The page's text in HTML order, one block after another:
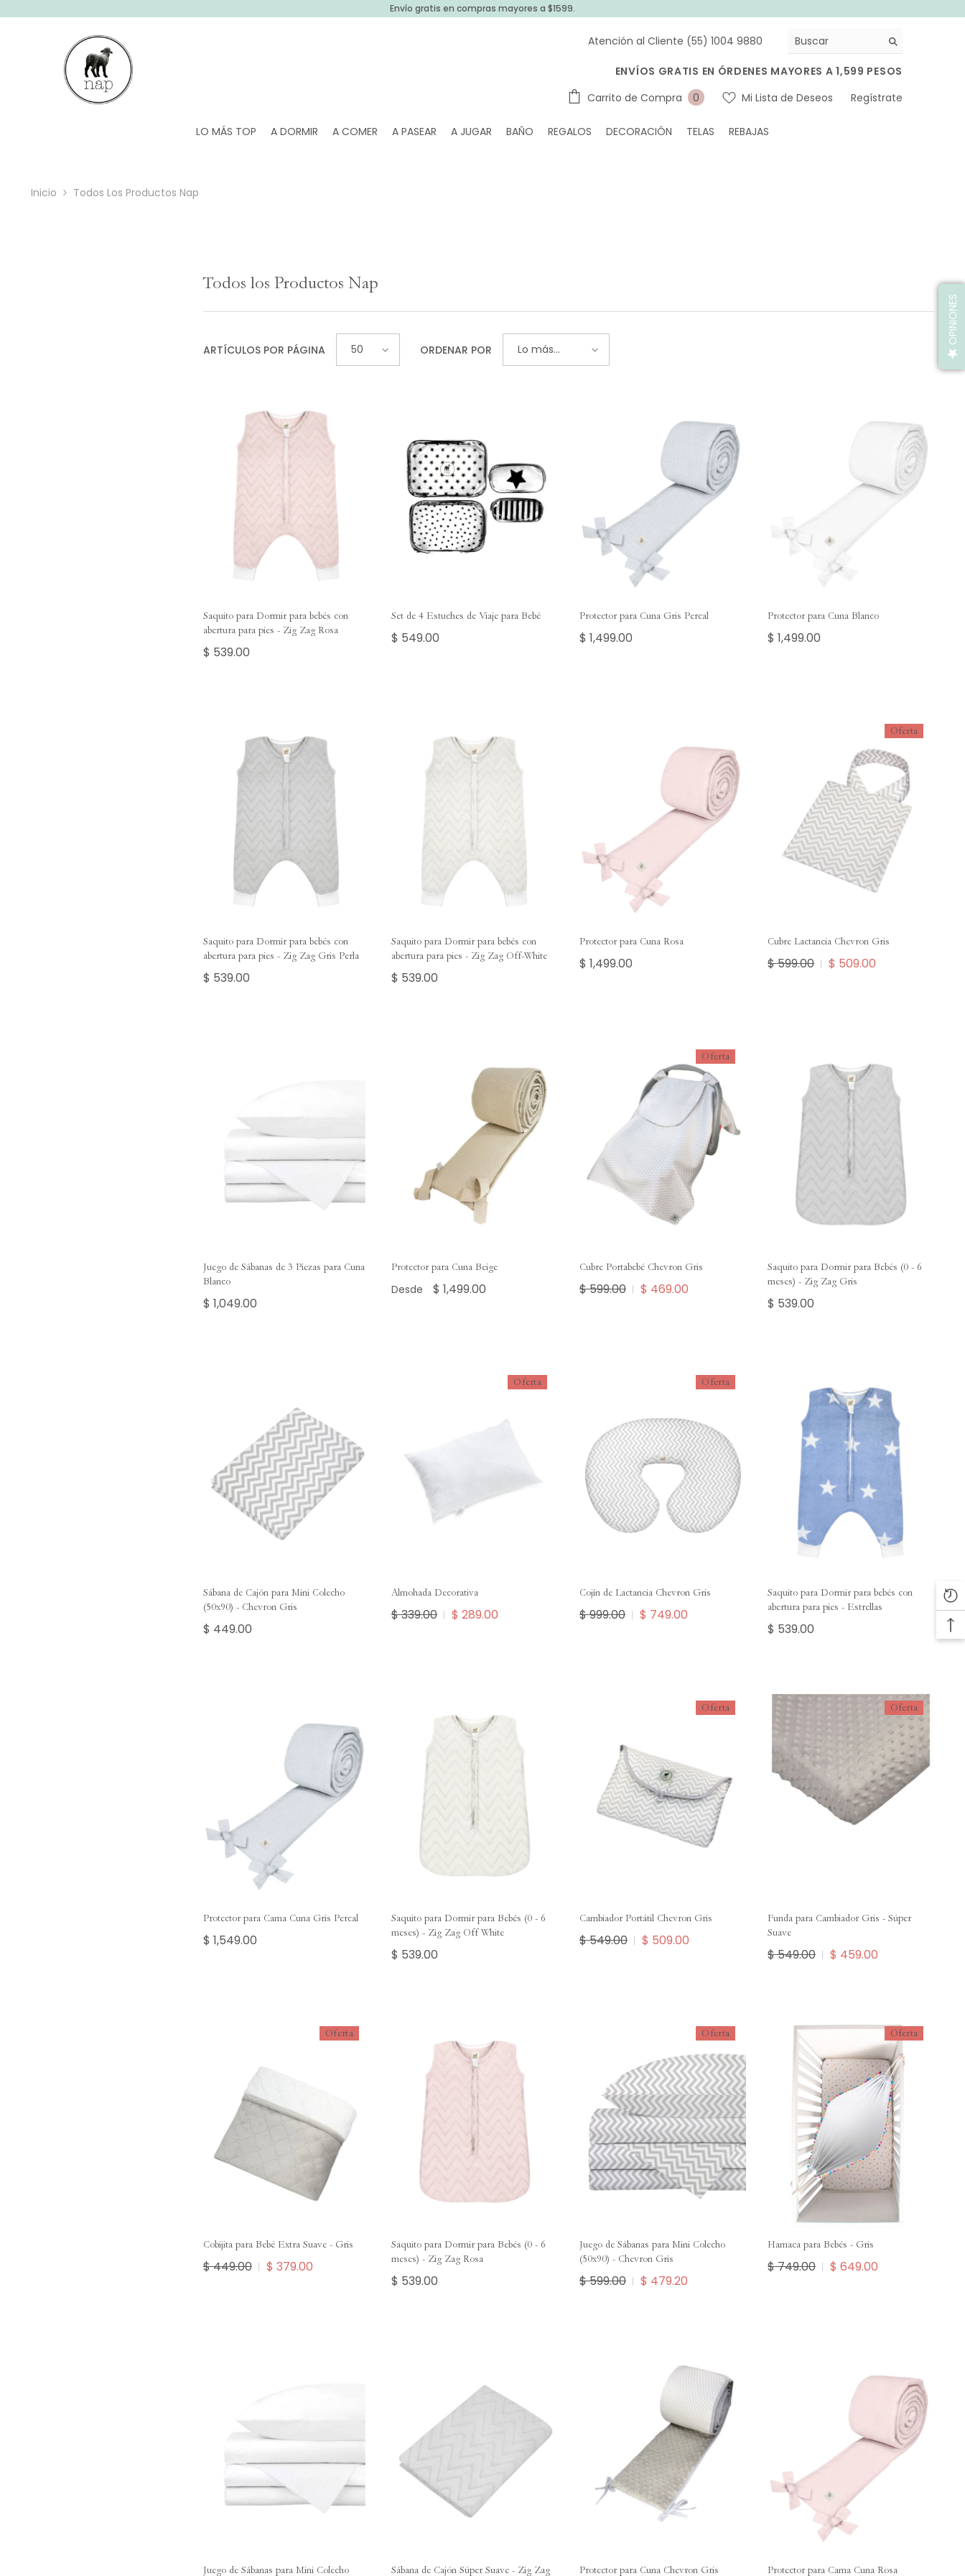
Envío gratis en compras mayores a $1599.
Atención al Cliente (55) 1004 9880
ENVÍOS GRATIS EN ÓRDENES MAYORES A 1,599 PESOS
Carrito de Compra
0 0
Mi Lista de Deseos Regístrate
LO MÁS TOP A DORMIR A COMER A PASEAR A JUGAR BAÑO REGALOS DECORACIÓN TELAS REBAJAS
Inicio Todos Los Productos Nap
Todos los Productos Nap
ARTÍCULOS POR PÁGINA 50 ORDENAR POR
Lo más
vendido
Saquito para Dormir para bebés con
abertura para pies - Zig Zag Rosa
$ 539.00
Set de 4 Estuches de Viaje para Bebé
$ 549.00
Protector para Cuna Gris Percal
$ 1,499.00
Protector para Cuna Blanco
$ 1,499.00
Saquito para Dormir para bebés con
abertura para pies - Zig Zag Gris Perla
$ 539.00
Saquito para Dormir para bebés con
abertura para pies - Zig Zag Off-White
$ 539.00
Protector para Cuna Rosa
$ 1,499.00
Oferta
Cubre Lactancia Chevron Gris
$ 599.00 $ 509.00
Juego de Sábanas de 3 Piezas para Cuna
Blanco
$ 1,049.00
Protector para Cuna Beige
Desde $ 1,499.00
Oferta
Cubre Portabebé Chevron Gris
$ 599.00 $ 469.00
Saquito para Dormir para Bebés (0 - 6
meses) - Zig Zag Gris
$ 539.00
Sábana de Cajón para Mini Colecho
(50x90) - Chevron Gris
$ 449.00
Oferta
Almohada Decorativa
$ 339.00 $ 289.00
Oferta
Cojín de Lactancia Chevron Gris
$ 999.00 $ 749.00
Saquito para Dormir para bebés con
abertura para pies - Estrellas
$ 539.00
Protector para Cama Cuna Gris Percal
$ 1,549.00
Saquito para Dormir para Bebés (0 - 6
meses) - Zig Zag Off White
$ 539.00
Oferta
Cambiador Portátil Chevron Gris
$ 549.00 $ 509.00
Oferta
Funda para Cambiador Gris - Súper
Suave
$ 549.00 $ 459.00
Oferta
Cobijita para Bebé Extra Suave - Gris
$ 449.00 $ 379.00
Saquito para Dormir para Bebés (0 - 6
meses) - Zig Zag Rosa
$ 539.00
Oferta
Juego de Sábanas para Mini Colecho
(50x90) - Chevron Gris
$ 599.00 $ 479.20
Oferta
Hamaca para Bebés - Gris
$ 749.00 $ 649.00
Juego de Sábanas para Mini Colecho Sábana de Cajón Súper Suave - Zig Zag Protector para Cuna Chevron Gris Protector para Cama Cuna Rosa
OPINIONES